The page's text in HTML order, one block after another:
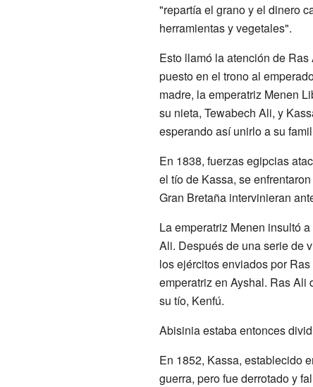
"repartía el grano y el dinero
herramientas y vegetales".
Esto llamó la atención de
puesto en el trono al
madre, la emperatriz Menen
su nieta, Tewabech Ali, y
esperando así unirlo a su
En 1838, fuerzas egipcias
el tío de Kassa, se
Gran Bretaña intervinieran
La emperatriz Menen insultó
Ali. Después de una serie de
los ejércitos enviados por
emperatriz en Ayshal. Ras Ali
su tío, Kenfú.
Abisinia estaba entonces
En 1852, Kassa, establecido
guerra, pero fue derrotado y